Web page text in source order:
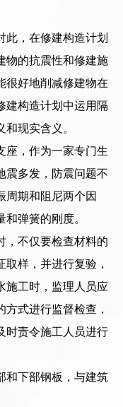
此，在修建构造计划
物的抗震性和修建施
很好地削减修建物在
建构造计划中运用隔
现实含义。
座，作为一家专门生
震多发，防震问题不
周期和阻尼两个因
弹簧的刚度。
，不仅要检查材料的
样，并进行复验，
施工时，监理人员应
式进行监督检查，
时责令施工人员进行
和下部钢板，与建筑